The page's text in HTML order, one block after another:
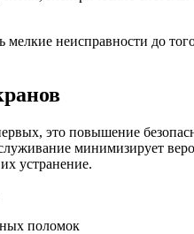
неисправности до
это повышение
минимизирует
устранение.
поломок